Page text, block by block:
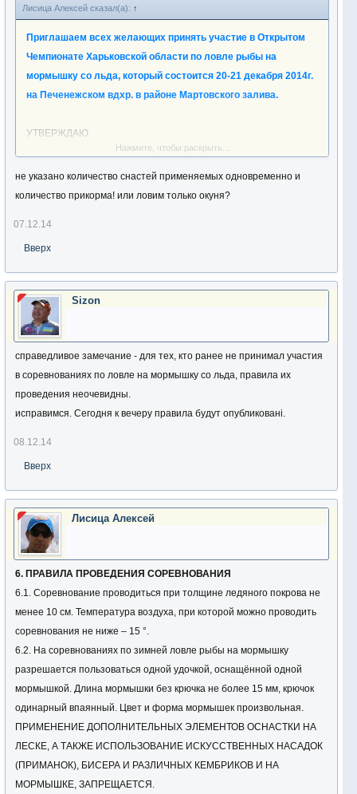
Лисица Алексей сказал(а): ↑
Приглашаем всех желающих принять участие в Открытом
Чемпионате Харьковской области по ловле рыбы на
мормышку со льда, который состоится 20-21 декабря 2014г.
на Печенежском вдхр. в районе Мартовского залива.
УТВЕРЖДАЮ
_____________ А.В. Галушка
«26»ноября 2014 г.
СОГЛАСОВАНО
Заместитель директора Департамента
государственной администрации
_______________ С. В. Христоев
ПОЛОЖЕНИЕ
о проведении открытого Чемпионата Харьковской области
по ловле рыбы на мормышку сезона 2014-2015г.
• развития рыболовного спорта в г. Харькове, Харьковской
области, областях Украины;
• активизации учебно-тренировочной работы в ФРСХО;
• повышения мастерства спортсменов;
• пропаганды здорового образа жизни и популяризации
рыболовного спорта;
• отбора среди победителей (только среди членов ФРСХО)
сборной команды Харьковской области для принятия участия в
Чемпионате Украины 2015 и Кубке Украины 2015 по ловле
рыбы на мормышку.
2. Организация и проведение соревнования
Общее управление подготовкой и проведением соревнований
выполняет ФРСХО, непосредственно проведение
соревнования осуществляется судейской коллегией согласно
настоящих правил спортивного рыболовства и данного
Нажмите, чтобы раскрыть...
не указано количество снастей применяемых одновременно и
количество прикорма! или ловим только окуня?
07.12.14
Вверх
Sizon
справедливое замечание - для тех, кто ранее не принимал участия
в соревнованиях по ловле на мормышку со льда, правила их
проведения неочевидны.
исправимся. Сегодня к вечеру правила будут опубликовані.
08.12.14
Вверх
Лисица Алексей
6. ПРАВИЛА ПРОВЕДЕНИЯ СОРЕВНОВАНИЯ
6.1. Соревнование проводиться при толщине ледяного покрова не
менее 10 см. Температура воздуха, при которой можно проводить
соревнования не ниже – 15 °.
6.2. На соревнованиях по зимней ловле рыбы на мормышку
разрешается пользоваться одной удочкой, оснащённой одной
мормышкой. Длина мормышки без крючка не более 15 мм, крючок
одинарный впаянный. Цвет и форма мормышек произвольная.
ПРИМЕНЕНИЕ ДОПОЛНИТЕЛЬНЫХ ЭЛЕМЕНТОВ ОСНАСТКИ НА
ЛЕСКЕ, А ТАКЖЕ ИСПОЛЬЗОВАНИЕ ИСКУССТВЕННЫХ НАСАДОК
(ПРИМАНОК), БИСЕРА И РАЗЛИЧНЫХ КЕМБРИКОВ И НА
МОРМЫШКЕ, ЗАПРЕЩАЕТСЯ.